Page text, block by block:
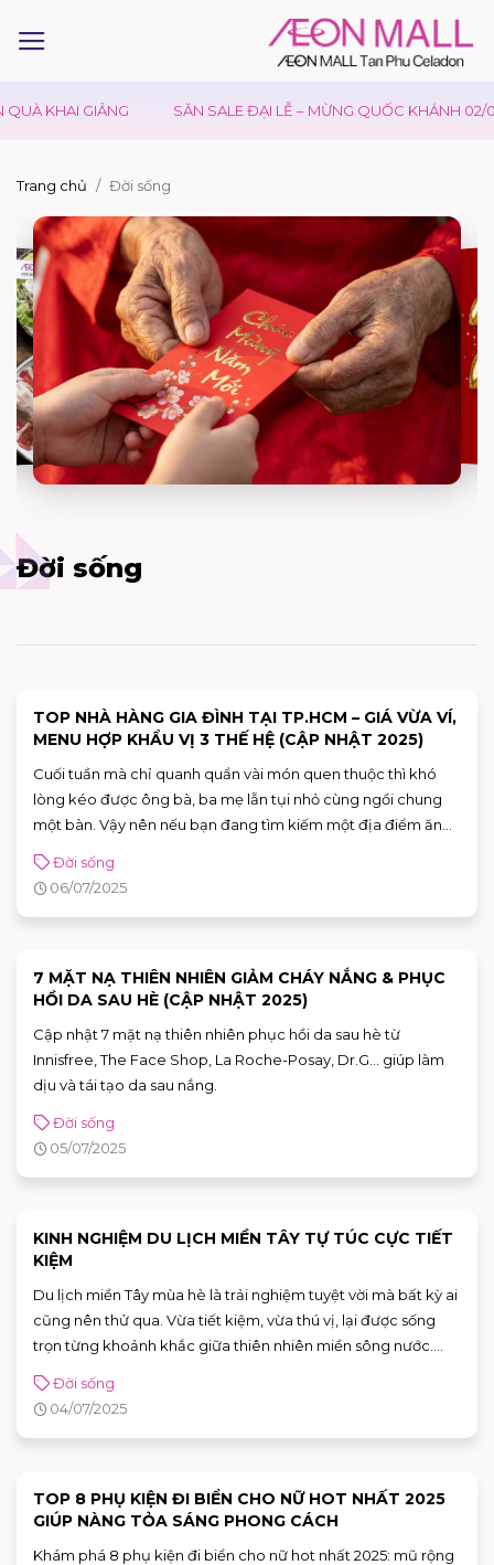
KHAI GIẢNG SĂN SALE ĐẠI LỄ – MỪNG QUỐC KHÁNH 02/09
Trang chủ Đời sống
Đời sống
TOP NHÀ HÀNG GIA ĐÌNH TẠI TP.HCM – GIÁ VỪA VÍ,
MENU HỢP KHẨU VỊ 3 THẾ HỆ (CẬP NHẬT 2025)
Cuối tuần mà chỉ quanh quẩn vài món quen thuộc thì khó
lòng kéo được ông bà, ba mẹ lẫn tụi nhỏ cùng ngồi chung
một bàn. Vậy nên nếu bạn đang tìm kiếm một địa điểm ăn
và giá cả vừa túi tiền cho cả đại gia đình, thì bài viết này
chính là “bản đồ cứu cánh” cuối tuần bạn không nên bỏ lỡ.
Đời sống
06/07/2025
7 MẶT NẠ THIÊN NHIÊN GIẢM CHÁY NẮNG & PHỤC
HỒI DA SAU HÈ (CẬP NHẬT 2025)
Cập nhật 7 mặt nạ thiên nhiên phục hồi da sau hè từ
Innisfree, The Face Shop, La Roche-Posay, Dr.G... giúp làm
dịu và tái tạo da sau nắng.
Đời sống
05/07/2025
KINH NGHIỆM DU LỊCH MIỀN TÂY TỰ TÚC CỰC TIẾT
KIỆM
Du lịch miền Tây mùa hè là trải nghiệm tuyệt vời mà bất kỳ ai
cũng nên thử qua. Vừa tiết kiệm, vừa thú vị, lại được sống
trọn từng khoảnh khắc giữa thiên nhiên miền sông nước.
đầu từ đâu?
Đời sống
04/07/2025
TOP 8 PHỤ KIỆN ĐI BIỂN CHO NỮ HOT NHẤT 2025
GIÚP NÀNG TỎA SÁNG PHONG CÁCH
Khám phá 8 phụ kiện đi biển cho nữ hot nhất 2025: mũ rộng